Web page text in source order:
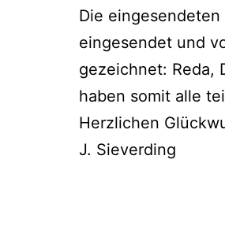
Die
ein­ge­sen­det und
ge­zeich­net: Reda,
haben somit alle
Herz­li­chen
J. Sie­ver­ding